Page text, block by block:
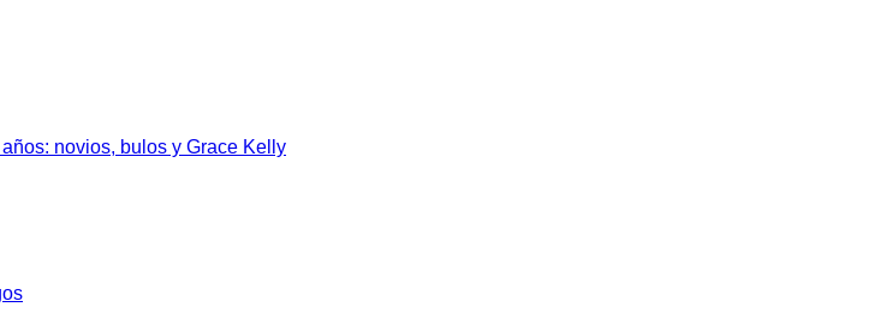
novios, bulos y Grace Kelly